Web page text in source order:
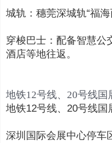
城轨：穗莞深城轨“福
穿梭巴士：配备智慧公
酒店等地往返。
地铁12号线、20号线国
地铁12号线、20号线
深圳国际会展中心停车